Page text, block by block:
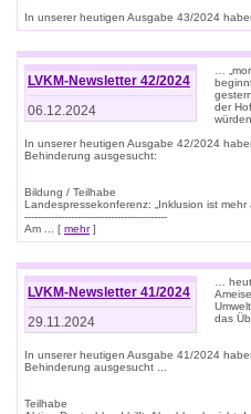
In unserer heutigen Ausgabe 43/2024
LVKM-Newsletter 42/2024
06.12.2024
…
der
In unserer heutigen Ausgabe 42/2024
Behinderung ausgesucht:
Bildung / Teilhabe
Landespressekonferenz: „Inklusion ist mehr
-------------------------------------------
Am ... [ mehr]
LVKM-Newsletter 41/2024
29.11.2024
…
das
In unserer heutigen Ausgabe 41/2024
Behinderung ausgesucht ...
Teilhabe